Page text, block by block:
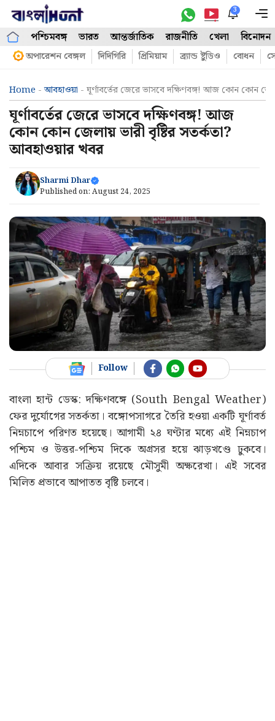
Skip
content
3
পশ্চিমবঙ্গ ভারত আন্তর্জাতিক রাজনীতি খেলা বিনোদন
অপারেশন বেঙ্গল দিদিগিরি প্রিমিয়াম ব্র্যান্ড ষ্টুডিও বোধন
Home -আবহাওয়া - ঘূর্ণাবর্তের জেরে ভাসবে দক্ষিণবঙ্গ! আজ কোন কোন
ঘূর্ণাবর্তের জেরে ভাসবে দক্ষিণবঙ্গ! আজ
কোন কোন জেলায় ভারী বৃষ্টির সতর্কতা?
আবহাওয়ার খবর
Sharmi Dhar
Published on: August 24, 2025
Follow
বাংলা হান্ট ডেস্ক: দক্ষিণবঙ্গে (South Bengal Weather)
ফের দুর্যোগের সতর্কতা। বঙ্গোপসাগরে তৈরি হওয়া একটি ঘূর্ণাবর্ত
নিম্নচাপে পরিণত হয়েছে। আগামী ২৪ ঘণ্টার মধ্যে এই নিম্নচাপ
পশ্চিম ও উত্তর-পশ্চিম দিকে অগ্রসর হয়ে ঝাড়খণ্ডে ঢুকবে।
এদিকে আবার সক্রিয় রয়েছে মৌসুমী অক্ষরেখা। এই সবের
মিলিত প্রভাবে আপাতত বৃষ্টি চলবে।